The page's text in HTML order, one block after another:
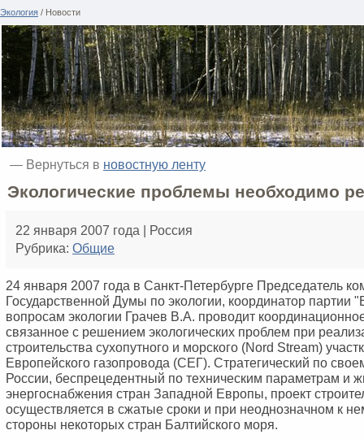
Экология / Новости
— Вернуться в новостную ленту
Экологические проблемы необходимо
22 января 2007 года | Россия
Рубрика: Общие
24 января 2007 года в Санкт-Петербурге Председатель
Государственной Думы по экологии, координатор партии
вопросам экологии Грачев В.А. проводит
связанное с решением экологических проблем при
строительства сухопутного и морского (Nord Stream)
Европейского газопровода (СЕГ). Стратегический по
России, беспрецедентный по техническим параметрам и
энергоснабжения стран Западной Европы, проект
осуществляется в сжатые сроки и при неоднозначном к
стороны некоторых стран Балтийского моря.